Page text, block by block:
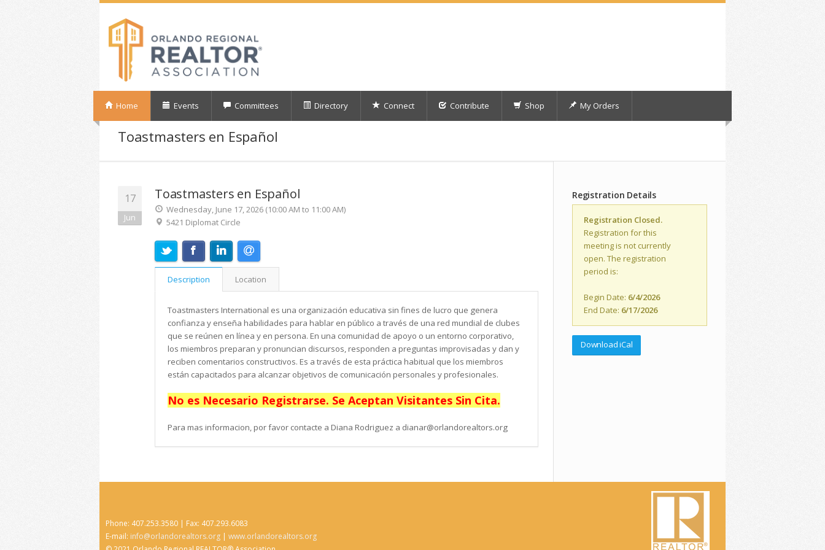
Home Events Committees Directory Connect Contribute Shop My Orders
Toastmasters en Español
17
Jun
Toastmasters en Español
Wednesday, June 17, 2026 (10:00 AM to 11:00 AM)
5421 Diplomat Circle
Description Location
Toastmasters International es una organización educativa sin fines de lucro que genera
confianza y enseña habilidades para hablar en público a través de una red mundial de clubes
que se reúnen en línea y en persona. En una comunidad de apoyo o un entorno corporativo,
los miembros preparan y pronuncian discursos, responden a preguntas improvisadas y dan y
reciben comentarios constructivos. Es a través de esta práctica habitual que los miembros
están capacitados para alcanzar objetivos de comunicación personales y profesionales.
No es Necesario Registrarse. Se Aceptan Visitantes Sin Cita.
Para mas informacion, por favor contacte a Diana Rodriguez a dianar@orlandorealtors.org
Registration Details
Registration Closed.
Registration for this
meeting is not currently
open. The registration
period is:
Begin Date: 6/4/2026
End Date: 6/17/2026
Download iCal
Phone: 407.253.3580 | Fax: 407.293.6083
E-mail: info@orlandorealtors.org | www.orlandorealtors.org